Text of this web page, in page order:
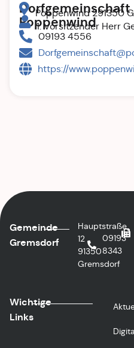
Dorfgemeinschaft
Poppenwind
Poppenwind 291350
1. Vorsitzender Herr
09193 4556
https://
Gemeinde
Gremsdorf
Hauptstraße
12
91350
Gremsdorf
09193
8343
Wichtige
Links